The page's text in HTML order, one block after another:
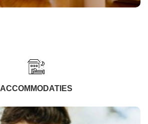
ACCOMMODATIES